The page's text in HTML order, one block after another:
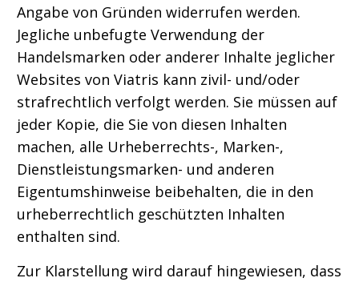
Angabe von Gründen widerrufen werden.
Jegliche unbefugte Verwendung der
Handelsmarken oder anderer Inhalte jeglicher
Websites von Viatris kann zivil- und/oder
strafrechtlich verfolgt werden. Sie müssen auf
jeder Kopie, die Sie von diesen Inhalten
machen, alle Urheberrechts-, Marken-,
Dienstleistungsmarken- und anderen
Eigentumshinweise beibehalten, die in den
urheberrechtlich geschützten Inhalten
enthalten sind.
Zur Klarstellung wird darauf hingewiesen, dass